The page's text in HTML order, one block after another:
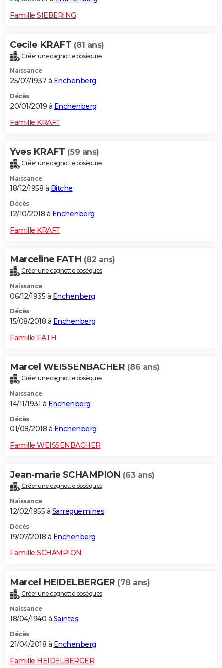
Famille SIEBERING
Cecile KRAFT (81 ans)
Créer une cagnotte obsèques
Naissance
25/07/1937 à Enchenberg
Décès
20/01/2019 à Enchenberg
Famille KRAFT
Yves KRAFT (59 ans)
Créer une cagnotte obsèques
Naissance
18/12/1958 à Bitche
Décès
12/10/2018 à Enchenberg
Famille KRAFT
Marceline FATH (82 ans)
Créer une cagnotte obsèques
Naissance
06/12/1935 à Enchenberg
Décès
15/08/2018 à Enchenberg
Famille FATH
Marcel WEISSENBACHER (86 ans)
Créer une cagnotte obsèques
Naissance
14/11/1931 à Enchenberg
Décès
01/08/2018 à Enchenberg
Famille WEISSENBACHER
Jean-marie SCHAMPION (63 ans)
Créer une cagnotte obsèques
Naissance
12/02/1955 à Sarreguemines
Décès
19/07/2018 à Enchenberg
Famille SCHAMPION
Marcel HEIDELBERGER (78 ans)
Créer une cagnotte obsèques
Naissance
18/04/1940 à Saintes
Décès
21/04/2018 à Enchenberg
Famille HEIDELBERGER